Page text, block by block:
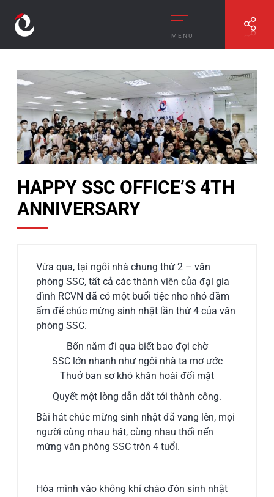
MENU
//HAPPY SSC OFFICE’S 4TH ANNIVERSARY
HAPPY SSC OFFICE’S 4TH
ANNIVERSARY
Vừa qua, tại ngôi nhà chung thứ 2 – văn
phòng SSC, tất cả các thành viên của đại gia
đình RCVN đã có một buổi tiệc nho nhỏ đầm
ấm để chúc mừng sinh nhật lần thứ 4 của văn
phòng SSC.
Bốn năm đi qua biết bao đợi chờ
SSC lớn nhanh như ngôi nhà ta mơ ước
Thuở ban sơ khó khăn hoài đối mặt
Quyết một lòng dẫn dắt tới thành công.
Bài hát chúc mừng sinh nhật đã vang lên, mọi
người cùng nhau hát, cùng nhau thổi nến
mừng văn phòng SSC tròn 4 tuổi.
Hòa mình vào không khí chào đón sinh nhật